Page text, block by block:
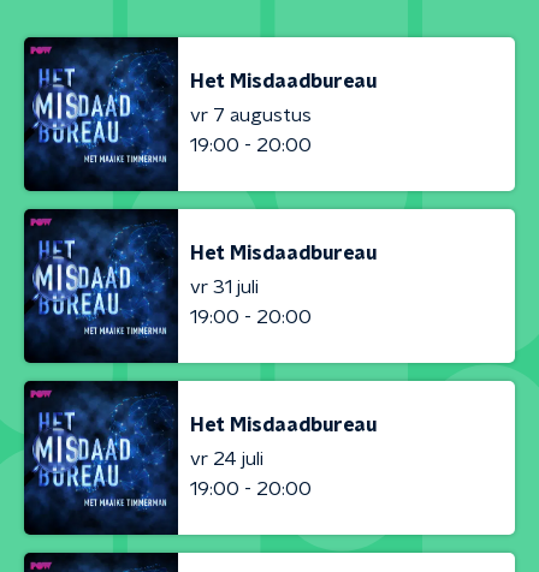
Het Misdaadbureau
vr 7 augustus
19:00 - 20:00
Het Misdaadbureau
vr 31 juli
19:00 - 20:00
Het Misdaadbureau
vr 24 juli
19:00 - 20:00